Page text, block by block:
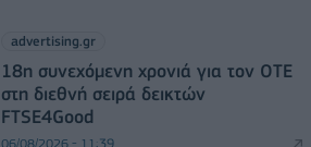
advertising.gr
18η συνεχόμενη χρονιά για τον ΟΤΕ
στη διεθνή σειρά δεικτών
FTSE4Good
06/08/2026 - 11:39